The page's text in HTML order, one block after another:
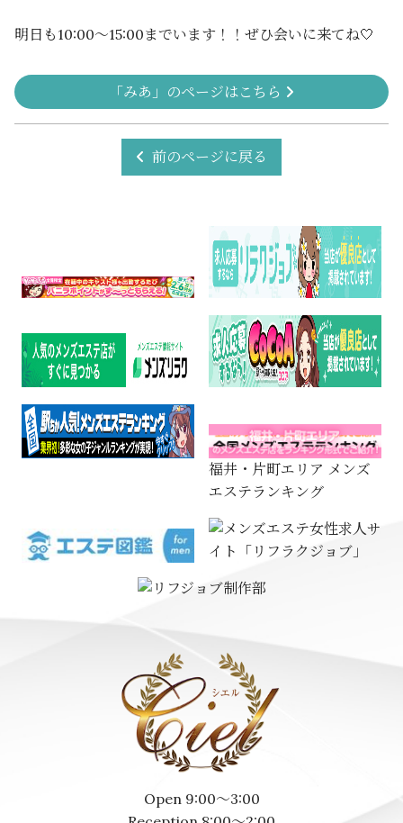
明日も10:00〜15:00までいます！！ぜひ会いに来てね🤍
「みあ」のページはこちら
前のページに戻る
福井・片町エリア メンズ
エステランキング
Open 9:00～3:00